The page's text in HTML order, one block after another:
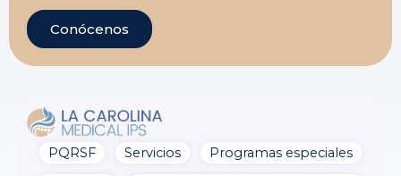
Conócenos
PQRSF Servicios
Programas especiales
La Carolina Medical IPS